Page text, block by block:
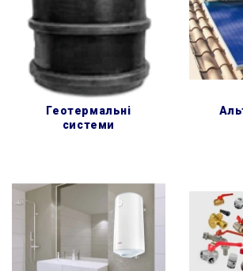
геотермальні
системи
альтернативна